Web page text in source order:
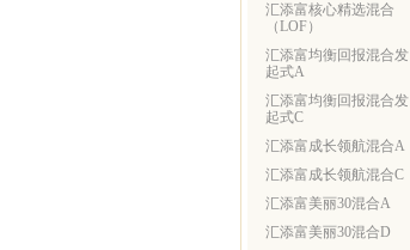
汇添富核心精选混合
（LOF）
汇添富均衡回报混合发
起式A
汇添富均衡回报混合发
起式C
汇添富成长领航混合A
汇添富成长领航混合C
汇添富美丽30混合A
汇添富美丽30混合D